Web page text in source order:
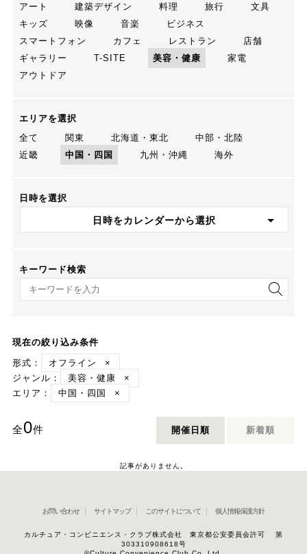
アート
建築デザイン 料理 旅行
文具
キッズ
映像 音楽
ビジネス
スマートフォン
カフェ レストラン
店舗
ギャラリー
T-SITE 美容・健康
家電
アウトドア
エリアを選択
全て
関東 北海道・東北
中部・北陸
近畿
中国・四国 九州・沖縄 海外
日時を選択
日時をカレンダーから選択
キーワード検索
キーワード検索
現在の絞り込み条件
形式：
オフライン
×
ジャンル：
美容・健康
×
エリア：
中国・四国 ×
全0件 開催日順 新着順
記事がありません。
お問い合わせ サイトマップ このサイトについて 個人情報保護方針
カルチュア・コンビニエンス・クラブ株式会社 東京都公安委員会許可 第
303310908618号